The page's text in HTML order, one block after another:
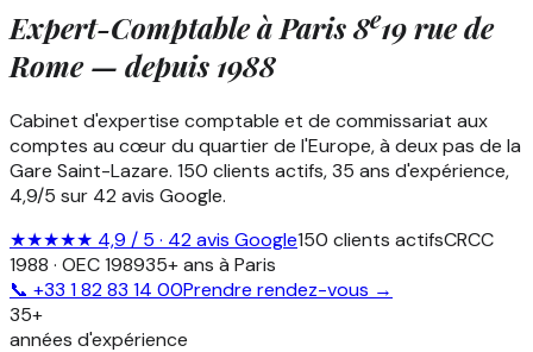
Expert-Comptable à Paris8e19 rue de
Rome — depuis 1988
Cabinet d'expertise comptable et de commissariat aux
comptes au cœur du quartier de l'Europe, à deux pas de la
Gare Saint-Lazare. 150 clients actifs, 35 ans d'expérience,
4,9/5 sur 42 avis Google.
★★★★★ 4,9 / 5 · 42 avis Google150 clients actifsCRCC
1988 · OEC 198935+ ans à Paris
📞 +33 1 82 83 14 00Prendre rendez-vous →
35+
années d'expérience